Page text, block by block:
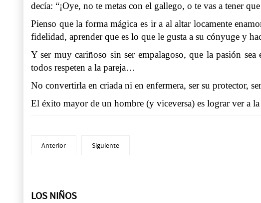
decía: “¡Oye, no te metas con el gallego, o te vas a tener
Pienso que la forma mágica es ir a al altar locamente
fidelidad, aprender que es lo que le gusta a su cónyuge y
Y ser muy cariñoso sin ser empalagoso, que la pasión
todos respeten a la pareja…
No convertirla en criada ni en enfermera, ser su protector,
El éxito mayor de un hombre (y viceversa) es lograr ver a
Anterior Siguiente
LOS NIÑOS